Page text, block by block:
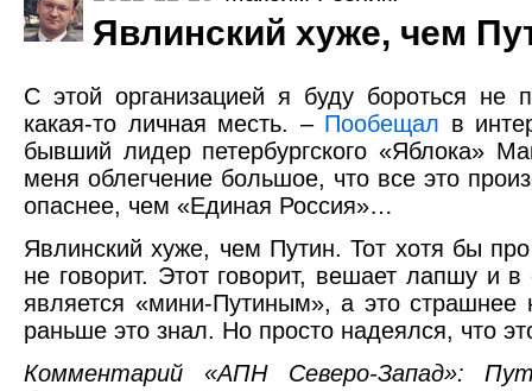
Явлинский хуже, чем
С этой организацией я буду бороться не
какая-то личная месть. – Пообещал в
бывший лидер петербургского «Яблока»
меня облегчение большое, что все это
опаснее, чем «Единая Россия»…
Явлинский хуже, чем Путин. Тот хотя бы
не говорит. Этот говорит, вешает лапшу и в
является «мини-Путиным», а это
раньше это знал. Но просто надеялся, что
Комментарий «АПН Северо-Запад»: